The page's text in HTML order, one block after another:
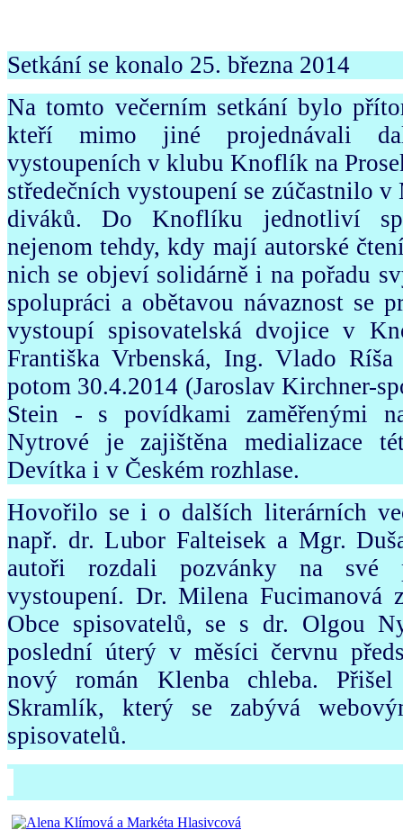
Setkání se konalo 25. března 2014
Na tomto večerním setkání bylo
kteří mimo jiné projednávali
vystoupeních v klubu Knoflík na
středečních vystoupení se zúčastnilo
diváků. Do Knoflíku jednotliví
nejenom tehdy, kdy mají autorské
nich se objeví solidárně i na pořadu
spolupráci a obětavou návaznost se
vystoupí spisovatelská dvojice v
Františka Vrbenská, Ing. Vlado
potom 30.4.2014 (Jaroslav Kirchner-
Stein - s povídkami zaměřenými
Nytrové je zajištěna medializace
Devítka i v Českém rozhlase.
Hovořilo se i o dalších literárních
např. dr. Lubor Falteisek a Mgr.
autoři rozdali pozvánky na své
vystoupení. Dr. Milena Fucimanová
Obce spisovatelů, se s dr. Olgou
poslední úterý v měsíci červnu
nový román Klenba chleba.
Skramlík, který se zabývá
spisovatelů.